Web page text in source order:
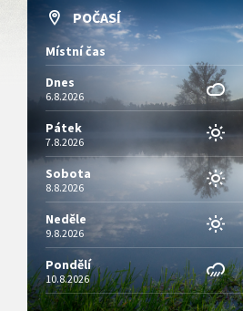
POČASÍ
Místní čas
Dnes
6.8.2026
Pátek
7.8.2026
Sobota
8.8.2026
Neděle
9.8.2026
Pondělí
10.8.2026